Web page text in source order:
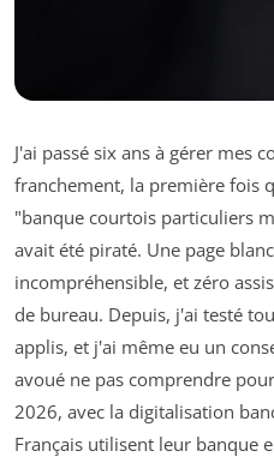
J'ai passé six ans à gérer mes
franchement, la première fois
"banque courtois particuliers
avait été piraté. Une page
incompréhensible, et zéro
de bureau. Depuis, j'ai testé
applis, et j'ai même eu un
avoué ne pas comprendre
2026, avec la digitalisation
Français utilisent leur banque